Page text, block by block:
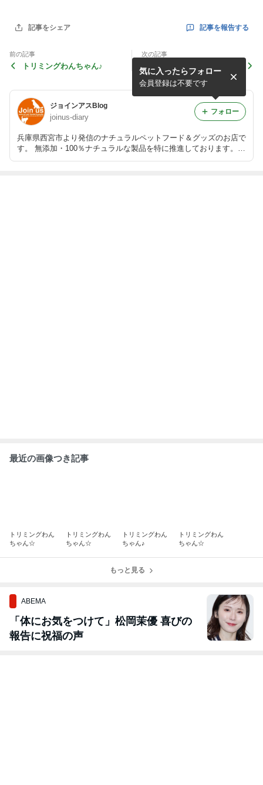
記事をシェア 記事を報告する
前の記事
トリミングわんちゃん♪
次の記事
トリミングわんちゃん♪
ジョインアスBlog
joinus-diary
兵庫県西宮市より発信のナチュラルペットフード＆グッズのお店で
す。 無添加・100％ナチュラルな製品を特に推進しております。
是非一度ワンちゃん猫ちゃん達と一緒にお越しくださいね♪
気に入ったらフォロー
会員登録は不要です
フォロー
最近の画像つき記事
トリミングわん
ちゃん☆
トリミングわん
ちゃん☆
トリミングわん
ちゃん♪
トリミングわん
ちゃん☆
もっと見る
ABEMA
「体にお気をつけて」松岡茉優 喜びの
報告に祝福の声